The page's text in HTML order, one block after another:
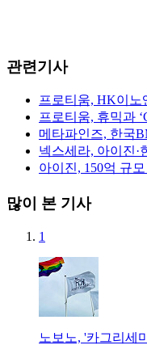
관련기사
프로티움, HK이노
프로티움, 휴믹과
메타파인즈, 한국
넥스세라, 아이진·
아이진, 150억 규
많이 본 기사
1
노보노, '카그리세